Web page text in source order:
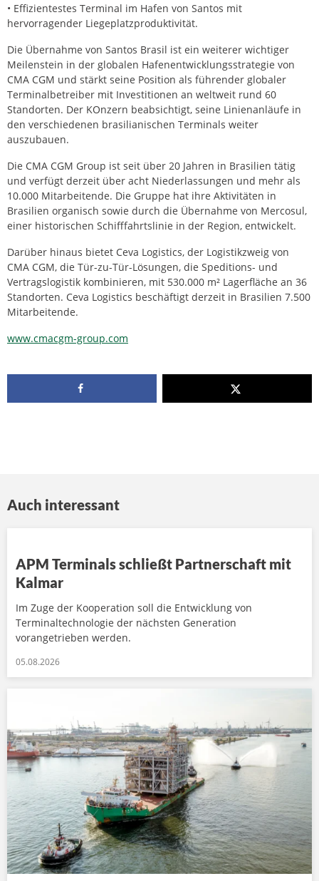
• Effizientestes Terminal im Hafen von Santos mit
hervorragender Liegeplatzproduktivität.
Die Übernahme von Santos Brasil ist ein weiterer wichtiger
Meilenstein in der globalen Hafenentwicklungsstrategie von
CMA CGM und stärkt seine Position als führender globaler
Terminalbetreiber mit Investitionen an weltweit rund 60
Standorten. Der KOnzern beabsichtigt, seine Linienanläufe in
den verschiedenen brasilianischen Terminals weiter
auszubauen.
Die CMA CGM Group ist seit über 20 Jahren in Brasilien tätig
und verfügt derzeit über acht Niederlassungen und mehr als
10.000 Mitarbeitende. Die Gruppe hat ihre Aktivitäten in
Brasilien organisch sowie durch die Übernahme von Mercosul,
einer historischen Schifffahrtslinie in der Region, entwickelt.
Darüber hinaus bietet Ceva Logistics, der Logistikzweig von
CMA CGM, die Tür-zu-Tür-Lösungen, die Speditions- und
Vertragslogistik kombinieren, mit 530.000 m² Lagerfläche an 36
Standorten. Ceva Logistics beschäftigt derzeit in Brasilien 7.500
Mitarbeitende.
www.cmacgm-group.com
Auch interessant
APM Terminals schließt Partnerschaft mit
Kalmar
Im Zuge der Kooperation soll die Entwicklung von
Terminaltechnologie der nächsten Generation
vorangetrieben werden.
05.08.2026